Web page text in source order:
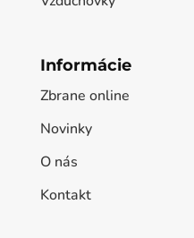
Informácie
Zbrane online
Novinky
O nás
Kontakt